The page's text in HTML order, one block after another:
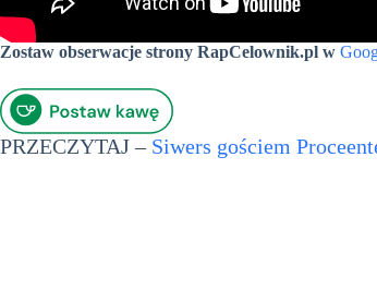
Zostaw obserwacje strony RapCelownik.pl w
PRZECZYTAJ – Siwers gościem